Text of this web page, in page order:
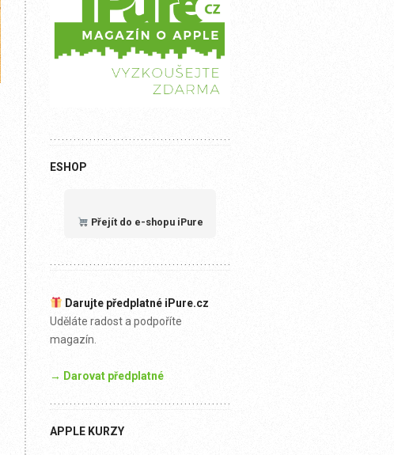
ESHOP
Přejít do e-shopu iPure
Darujte předplatné iPure.cz
Uděláte radost a podpoříte
magazín.
→ Darovat předplatné
APPLE KURZY